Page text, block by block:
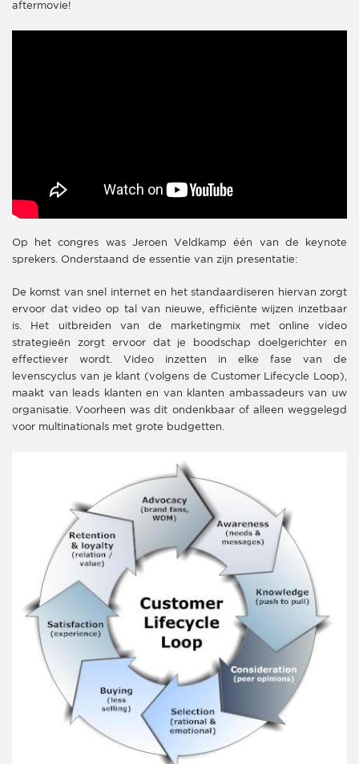
aftermovie!
Op het congres was Jeroen Veldkamp één van de keynote
sprekers. Onderstaand de essentie van zijn presentatie:
De komst van snel internet en het standaardiseren hiervan zorgt
ervoor dat video op tal van nieuwe, efficiënte wijzen inzetbaar
is. Het uitbreiden van de marketingmix met online video
strategieën zorgt ervoor dat je boodschap doelgerichter en
effectiever wordt. Video inzetten in elke fase van de
levenscyclus van je klant (volgens de Customer Lifecycle Loop),
maakt van leads klanten en van klanten ambassadeurs van uw
organisatie. Voorheen was dit ondenkbaar of alleen weggelegd
voor multinationals met grote budgetten.